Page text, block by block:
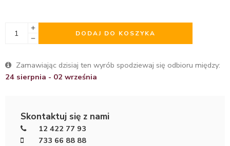
DODAJ DO KOSZYKA
Zamawiając dzisiaj ten wyrób spodziewaj się odbioru między:
24 sierpnia - 02 września
Skontaktuj się z nami
12 422 77 93
733 66 88 88